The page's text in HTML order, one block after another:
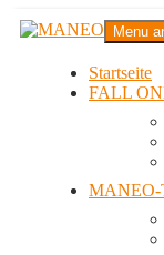
Zum
InhaltMANEO
Das schwule Anti-
Menu
Startseite
FALL
MANEO-